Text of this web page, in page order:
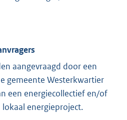
aangevraagd door een
gemeente Westerkwartier
een energiecollectief en/of
energieproject.